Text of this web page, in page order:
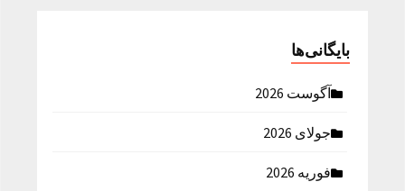
بایگانی‌ها
آگوست 2026
جولای 2026
فوریه 2026